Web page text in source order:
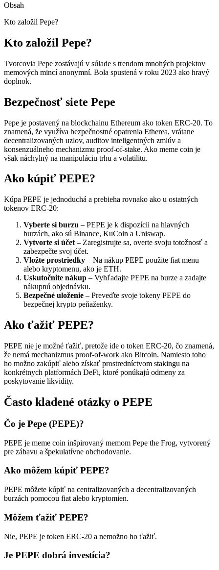
Obsah
Kto založil Pepe?
Kto založil Pepe?
Tvorcovia Pepe zostávajú v súlade s trendom mnohých projektov
memových mincí anonymní. Bola spustená v roku 2023 ako hravý
doplnok.
Bezpečnosť siete Pepe
Pepe je postavený na blockchainu Ethereum ako token ERC-20. To
znamená, že využíva bezpečnostné opatrenia Etherea, vrátane
decentralizovaných uzlov, auditov inteligentných zmlúv a
konsenzuálneho mechanizmu proof-of-stake. Ako meme coin je
však náchylný na manipuláciu trhu a volatilitu.
Ako kúpiť PEPE?
Kúpa PEPE je jednoduchá a prebieha rovnako ako u ostatných
tokenov ERC-20:
Vyberte si burzu – PEPE je k dispozícii na hlavných
burzách, ako sú Binance, KuCoin a Uniswap.
Vytvorte si účet – Zaregistrujte sa, overte svoju totožnosť a
zabezpečte svoj účet.
Vložte prostriedky – Na nákup PEPE použite fiat menu
alebo kryptomenu, ako je ETH.
Uskutočnite nákup – Vyhľadajte PEPE na burze a zadajte
nákupnú objednávku.
Bezpečné uloženie – Preveďte svoje tokeny PEPE do
bezpečnej krypto peňaženky.
Ako ťažiť PEPE?
PEPE nie je možné ťažiť, pretože ide o token ERC-20, čo znamená,
že nemá mechanizmus proof-of-work ako Bitcoin. Namiesto toho
ho možno zakúpiť alebo získať prostredníctvom stakingu na
konkrétnych platformách DeFi, ktoré ponúkajú odmeny za
poskytovanie likvidity.
Často kladené otázky o PEPE
Čo je Pepe (PEPE)?
PEPE je meme coin inšpirovaný memom Pepe the Frog, vytvorený
pre zábavu a špekulatívne obchodovanie.
Ako môžem kúpiť PEPE?
PEPE môžete kúpiť na centralizovaných a decentralizovaných
burzách pomocou fiat alebo kryptomien.
Môžem ťažiť PEPE?
Nie, PEPE je token ERC-20 a nemožno ho ťažiť.
Je PEPE dobrá investícia?